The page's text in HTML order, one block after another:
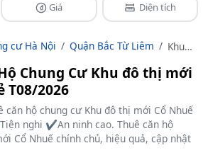
Giá Diện tích
cư Hà Nội Quận Bắc Từ Liêm
Khu
mới
Chung Cư Khu đô thị mới
T08/2026
căn hộ chung cư Khu đô thị mới Cổ Nhuế
nghi ✔️An ninh cao. Thuê căn hộ
Cổ Nhuế chính chủ, hiệu quả, cập nhật